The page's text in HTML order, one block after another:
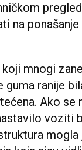
na
mnogi
guma ranije
Ako se
voziti